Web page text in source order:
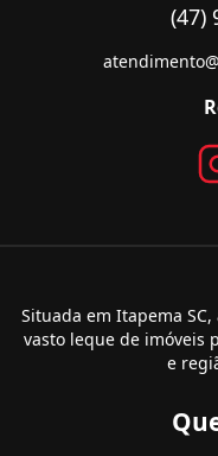
(47)
Situada em Itapema
vasto leque de imóveis
e